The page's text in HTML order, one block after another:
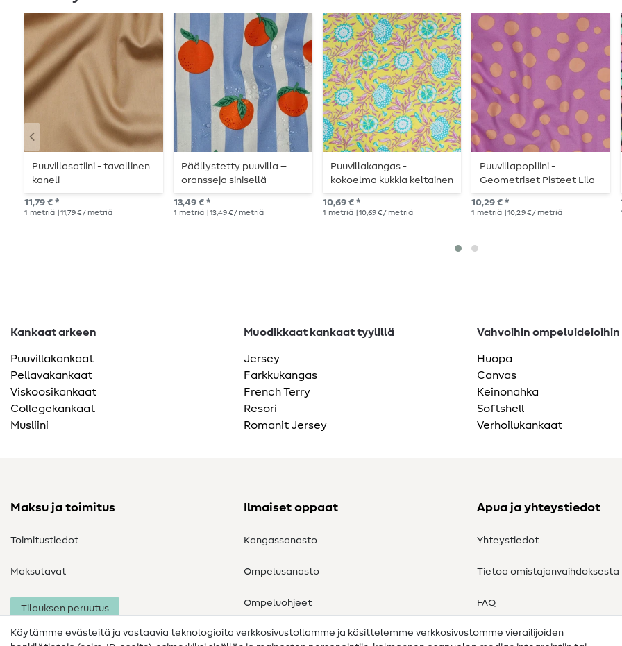
Puuvillasatiini - tavallinen
kaneli
11,79 € *
1 metriä | 11,79 € / metriä
Päällystetty puuvilla –
oransseja sinisellä
pohjalla
13,49 € *
1 metriä | 13,49 € / metriä
Puuvillakangas -
kokoelma kukkia keltainen
10,69 € *
1 metriä | 10,69 € / metriä
Puuvillapopliini -
Geometriset Pisteet Lila
10,29 € *
1 metriä | 10,29 € / metriä
Kankaat arkeen
Puuvillakankaat
Pellavakankaat
Viskoosikankaat
Collegekankaat
Musliini
Muodikkaat kankaat tyylillä
Jersey
Farkkukangas
French Terry
Resori
Romanit Jersey
Vahvoihin ompeluideioihin
Huopa
Canvas
Keinonahka
Softshell
Verhoilukankaat
Maksu ja toimitus
Toimitustiedot
Maksutavat
Tilauksen peruutus
Ilmaiset oppaat
Kangassanasto
Ompelusanasto
Ompeluohjeet
Apua ja yhteystiedot
Yhteystiedot
Tietoa omistajanvaihdoksesta
FAQ
Peruutusoikeus
Käytämme evästeitä ja vastaavia teknologioita verkkosivustollamme ja käsittelemme verkkosivustomme vierailijoiden